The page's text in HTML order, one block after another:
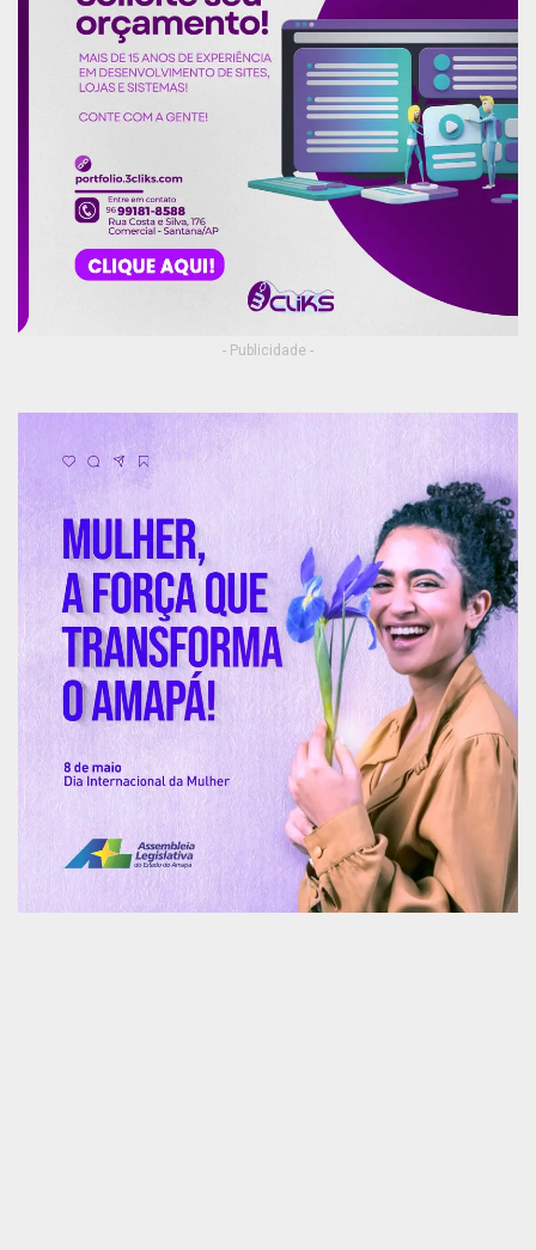
carinho para levar um pouco de entretenimento
as mulheres que estão em casa assistindo a
nossa Live. Quero aproveitar e parabenizar a
todas mulheres do nosso município”, concluiu a
secretária de Mobilização e Participação Popular,
Rayssa Furlan.
Publicidade (X)
- Publicidade -